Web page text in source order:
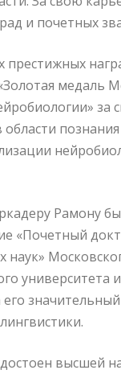
и почетных
престижных
медаль
за
области
Рамону
«Почетный
наук»
университета
высшей